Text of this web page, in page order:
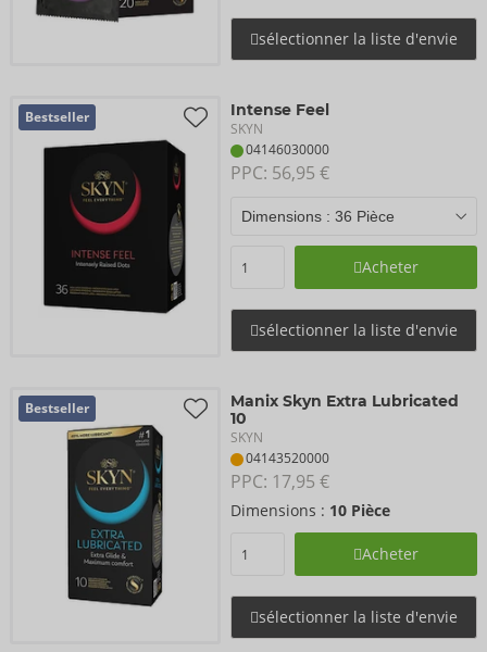
sélectionner la liste d'envie
Bestseller Intense Feel
SKYN
04146030000
PPC: 56,95 €
Acheter
sélectionner la liste d'envie
Bestseller
Manix Skyn Extra Lubricated
10
SKYN
04143520000
PPC: 17,95 €
Dimensions : 10 Pièce
Acheter
sélectionner la liste d'envie